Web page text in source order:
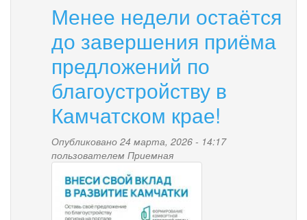
проведении
публичных
слушаний
Менее недели остаётся
до завершения приёма
предложений по
благоустройству в
Камчатском крае!
Опубликовано 24 марта, 2026 - 14:17
пользователем Приемная